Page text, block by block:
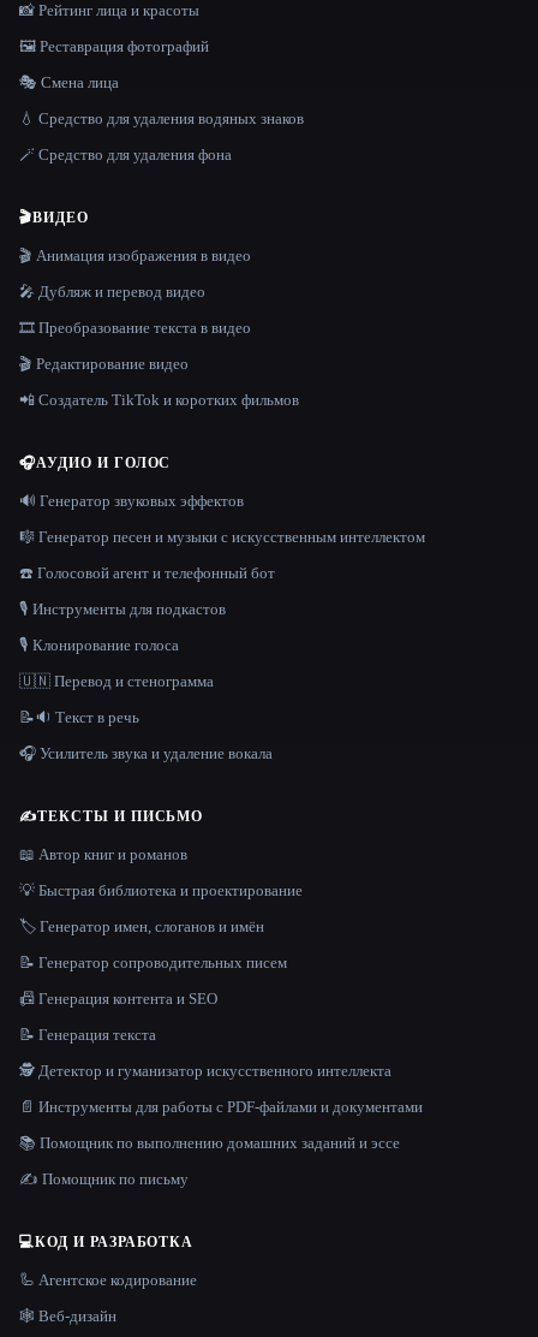
📸 Рейтинг лица и красоты
🖼️ Реставрация фотографий
🎭 Смена лица
💧 Средство для удаления водяных знаков
🪄 Средство для удаления фона
🎬ВИДЕО
🎬 Анимация изображения в видео
🎤 Дубляж и перевод видео
🎞️ Преобразование текста в видео
🎬 Редактирование видео
📲 Создатель TikTok и коротких фильмов
🎧АУДИО И ГОЛОС
🔊 Генератор звуковых эффектов
🎼 Генератор песен и музыки с искусственным интеллектом
☎️ Голосовой агент и телефонный бот
🎙️ Инструменты для подкастов
🎙️ Клонирование голоса
🇺🇳 Перевод и стенограмма
📝🔉 Текст в речь
🎧 Усилитель звука и удаление вокала
✍️ТЕКСТЫ И ПИСЬМО
📖 Автор книг и романов
💡 Быстрая библиотека и проектирование
🏷️ Генератор имен, слоганов и имён
📝 Генератор сопроводительных писем
📠 Генерация контента и SEO
📝 Генерация текста
🕵️ Детектор и гуманизатор искусственного интеллекта
📄 Инструменты для работы с PDF-файлами и документами
📚 Помощник по выполнению домашних заданий и эссе
✍️ Помощник по письму
💻КОД И РАЗРАБОТКА
🦾 Агентское кодирование
🕸 Веб-дизайн